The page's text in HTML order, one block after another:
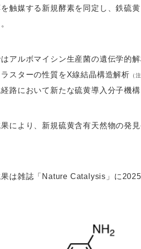
触媒する新規酵素を同定し、鉄硫
アルボマイシン生産菌の遺伝学的
スターの性質をX線結晶構造解析 （
路において新たな硫黄導入分子機構
により、新規硫黄含有天然物の発
は雑誌「Nature Catalysis」に